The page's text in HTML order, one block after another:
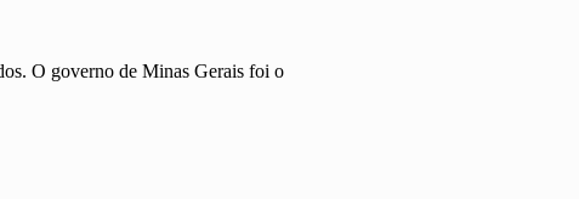
O governo de Minas Gerais foi o